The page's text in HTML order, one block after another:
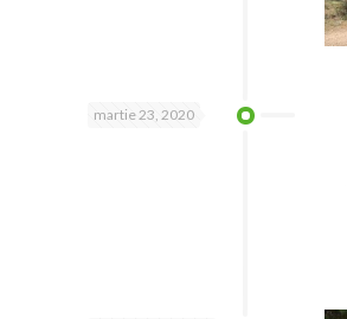
martie 23, 2020